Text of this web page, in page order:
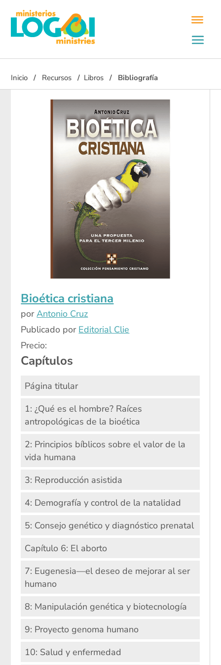
Inicio Recursos Libros Bibliografía
Bioética cristiana
porAntonio Cruz
Publicado por Editorial Clie
Precio:
Capítulos
Página titular
1: ¿Qué es el hombre? Raíces
antropológicas de la bioética
2: Principios bíblicos sobre el valor de la
vida humana
3: Reproducción asistida
4: Demografía y control de la natalidad
5: Consejo genético y diagnóstico prenatal
Capítulo 6: El aborto
7: Eugenesia—el deseo de mejorar al ser
humano
8: Manipulación genética y biotecnología
9: Proyecto genoma humano
10: Salud y enfermedad